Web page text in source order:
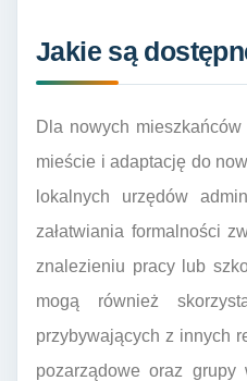
Jakie są
Dla nowych
mieście i adaptację do
lokalnych urzędów
załatwiania formalności
znalezieniu pracy lub
mogą również
przybywających z innych
pozarządowe oraz